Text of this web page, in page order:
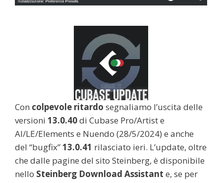
Con colpevole ritardo segnaliamo l’uscita delle
versioni 13.0.40di Cubase Pro/Artist e
AI/LE/Elements e Nuendo (28/5/2024) e anche
del “bugfix”13.0.41 rilasciato ieri. L’update, oltre
che dalle pagine del sito Steinberg, è disponibile
nello Steinberg Download Assistant e, se per